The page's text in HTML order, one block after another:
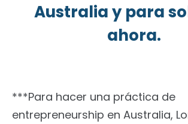
Australia y para
ahora.
***Para hacer una práctica de
entrepreneurship en Australia,